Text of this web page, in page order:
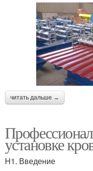
читать дальше →
установке
H1. Введение